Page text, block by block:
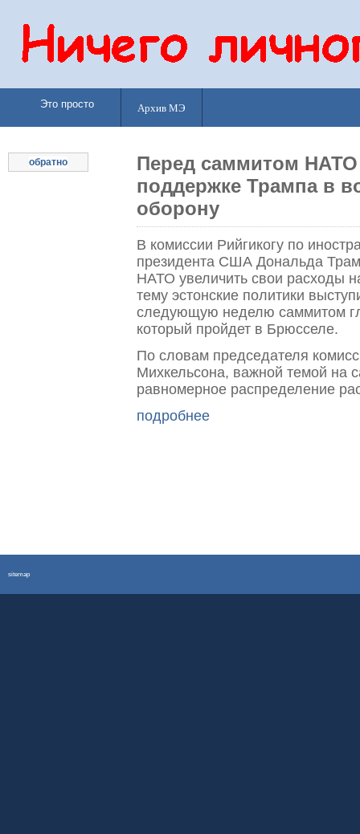
Это просто Архив МЭ
обратно
Перед саммитом
поддержке Трампа в
оборону
В комиссии Рийгикогу по
президента США Дональда
НАТО увеличить свои расходы
тему эстонские политики
следующую неделю саммитом
который пройдет в Брюсселе.
По словам председателя
Михкельсона, важной темой на
равномерное распределение
подробнее
sitemap